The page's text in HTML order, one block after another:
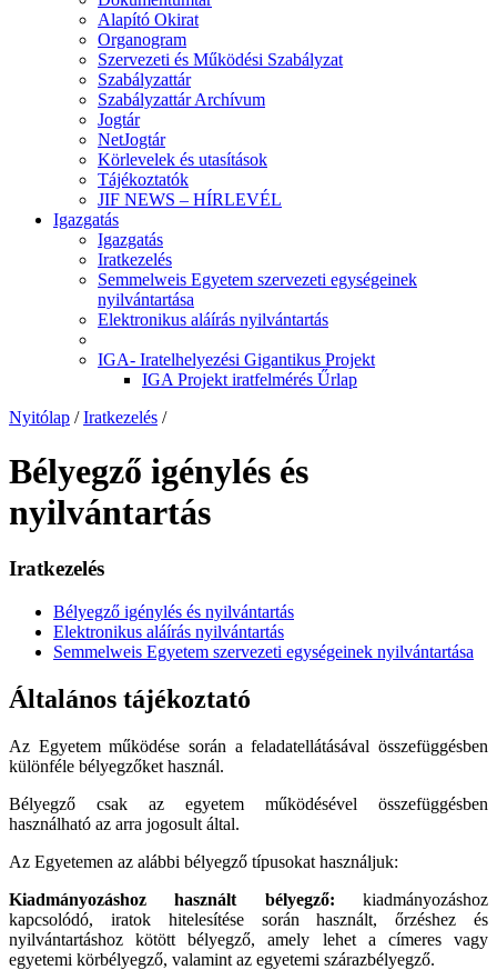
Alapító Okirat
Organogram
Szervezeti és Működési Szabályzat
Szabályzattár
Szabályzattár Archívum
Jogtár
NetJogtár
Körlevelek és utasítások
Tájékoztatók
JIF NEWS – HÍRLEVÉL
Igazgatás
Igazgatás
Iratkezelés
Semmelweis Egyetem szervezeti egységeinek
nyilvántartása
Elektronikus aláírás nyilvántartás
IGA- Iratelhelyezési Gigantikus Projekt
IGA Projekt iratfelmérés Űrlap
Nyitólap / Iratkezelés /
Bélyegző igénylés és
nyilvántartás
Iratkezelés
Bélyegző igénylés és nyilvántartás
Elektronikus aláírás nyilvántartás
Semmelweis Egyetem szervezeti egységeinek nyilvántartása
Általános tájékoztató
Az Egyetem működése során a feladatellátásával összefüggésben
különféle bélyegzőket használ.
Bélyegző csak az egyetem működésével összefüggésben
használható az arra jogosult által.
Az Egyetemen az alábbi bélyegző típusokat használjuk:
Kiadmányozáshoz használt bélyegző: kiadmányozáshoz
kapcsolódó, iratok hitelesítése során használt, őrzéshez és
nyilvántartáshoz kötött bélyegző, amely lehet a címeres vagy
egyetemi körbélyegző, valamint az egyetemi szárazbélyegző.